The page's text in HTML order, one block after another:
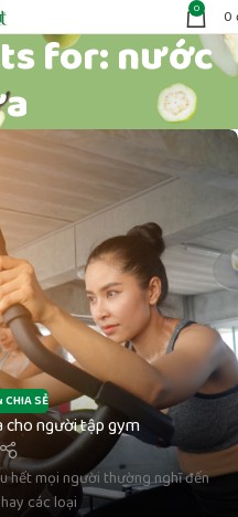
0 0
for: nước
CHIA SẺ
cho người tập gym
hết mọi người thường nghĩ đến
các loại